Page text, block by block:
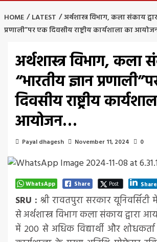
HOME LATEST
अर्थशास्त्र विभाग, कला संकाय
प्रणाली”पर एक दिवसीय राष्ट्रीय कार्यशाला का
अर्थशास्त्र विभाग, कला
“भारतीय ज्ञान
दिवसीय राष्ट्रीय
आयोजन…
Payal dhagesh November 11, 2024 0
WhatsApp Share Post Share
SRU : श्री रावतपुरा सरकार यूनिवर्सिटी
से अर्थशास्त्र विभाग कला संकाय द्वारा
में 200 से अधिक विद्यार्थी और